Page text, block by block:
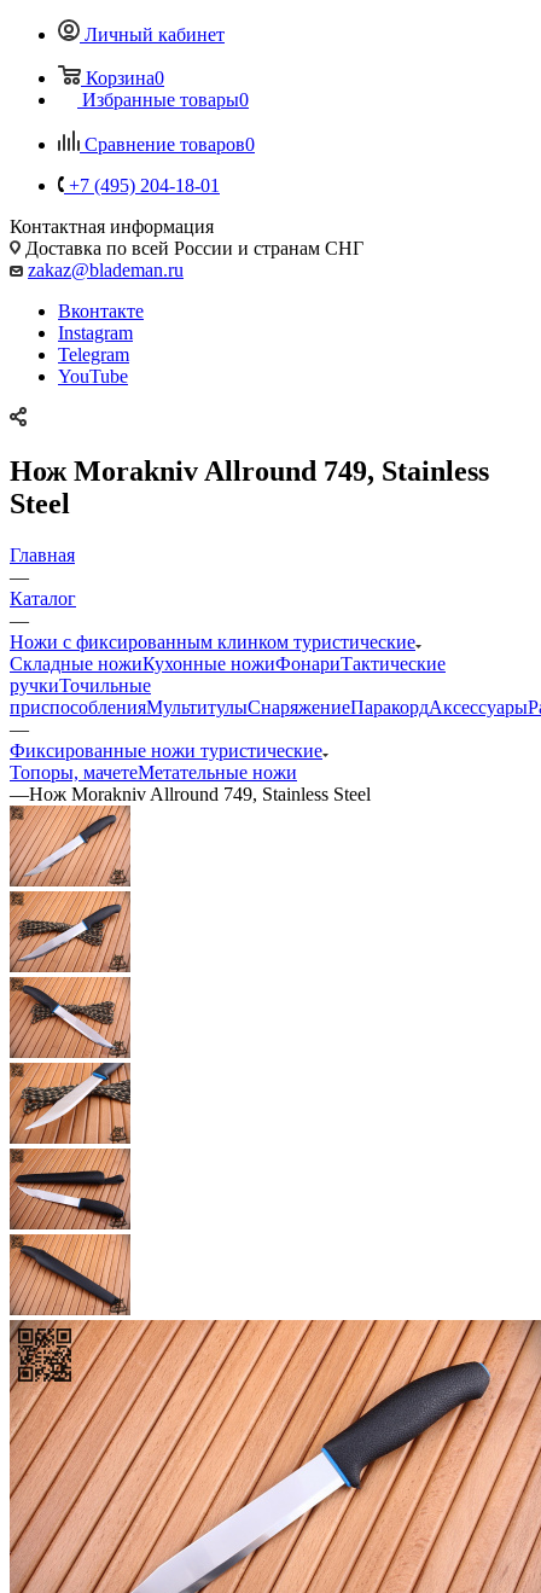
Личный кабинет
Корзина0
Избранные товары0
Сравнение товаров0
+7 (495) 204-18-01
Контактная информация
Доставка по всей России и странам СНГ
zakaz@blademan.ru
Вконтакте
Instagram
Telegram
YouTube
Нож Morakniv Allround 749, Stainless
Steel
Главная
—
Каталог
—
Ножи с фиксированным клинком туристические
Складные ножиКухонные ножиФонариТактические
ручкиТочильные
приспособленияМультитулыСнаряжениеПаракордАксессуары
—
Фиксированные ножи туристические
Топоры, мачетеМетательные ножи
—Нож Morakniv Allround 749, Stainless Steel